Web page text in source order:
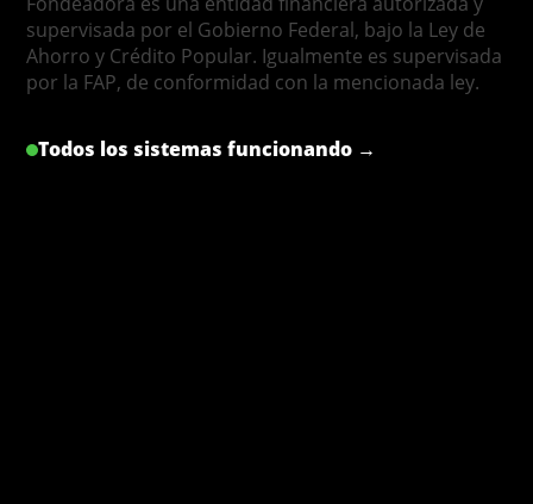
supervisada por el Gobierno Federal, bajo la Ley de
Ahorro y Crédito Popular. Igualmente es supervisada
por la FAP, de conformidad con la mencionada ley.
Todos los sistemas funcionando →